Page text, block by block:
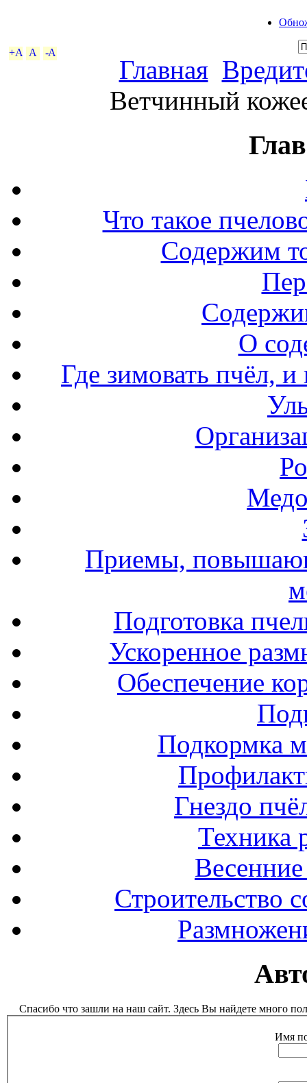
+A A -A
Главная
Ветчинный
Что такое
Содержим
О
Где зимовать пчёл,
Приемы,
Подготовка
Ускоренное
Обеспечение
Подкормка
Гнездо
Техника
Строительство
Спасибо что зашли на наш сайт. Здесь Вы найдете много
Имя